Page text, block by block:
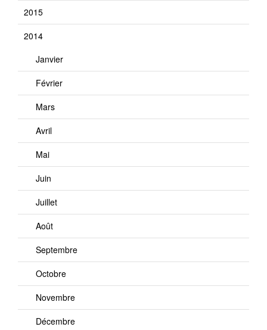
2015
2014
Janvier
Février
Mars
Avril
Mai
Juin
Juillet
Août
Septembre
Octobre
Novembre
Décembre